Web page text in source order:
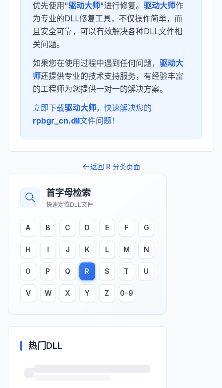
优先使用"驱动大师"进行修复。 驱动大师作
为专业的DLL修复工具，不仅操作简单，而
且安全可靠，可以有效解决各种DLL文件相
关问题。
如果您在使用过程中遇到任何问题， 驱动大
师还提供专业的技术支持服务，有经验丰富
的工程师为您提供一对一的解决方案。
立即下载驱动大师，快速解决您的
rpbgr_cn.dll文件问题！
返回 R 分类页面
首字母检索
快速定位DLL文件
A B C D E F G
H I J K L M N
O P Q R S T U
V W X Y Z 0-9
热门DLL